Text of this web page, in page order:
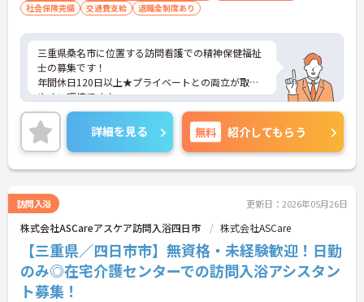
社会保険完備
交通費支給 退職金制度あり
三重県桑名市に位置する訪問看護での精神保健福祉
士の募集です！
年間休日120日以上★プライベートとの両立が取り
やすい環境です♪
ご興味ある方には、面接対策ポイントなど、さらに
詳細をお話しいたしますのでお気軽にご相談くださ
い。
詳細を見る 無料 紹介してもらう
訪問入浴 更新日：2026年05月26日
株式会社ASCareアスケア訪問入浴四日市 株式会社ASCare
【三重県／四日市市】無資格・未経験歓迎！日勤
のみ◎在宅介護センターでの訪問入浴アシスタン
ト募集！